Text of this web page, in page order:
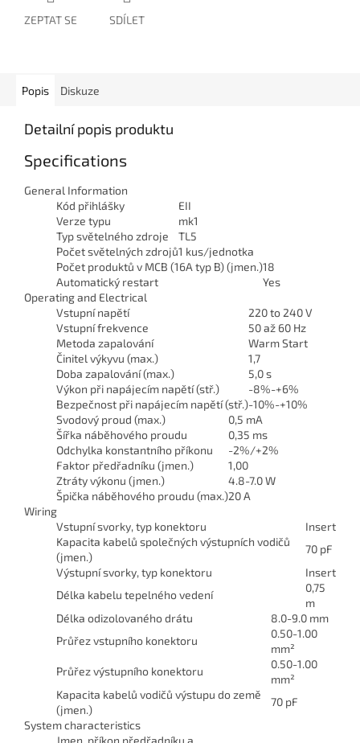
ZEPTAT SE SDÍLET
Popis Diskuze
Detailní popis produktu
Specifications
General Information
Kód přihlášky
EII
Verze typu
mk1
Typ světelného zdroje
TL5
Počet světelných zdrojů1 kus/jednotka
Počet produktů v MCB (16A typ B) (jmen.)18
Automatický restart
Yes
Operating and Electrical
Vstupní napětí
220 to 240 V
Vstupní frekvence
50 až 60 Hz
Metoda zapalování
Warm Start
Činitel výkyvu (max.)
1,7
Doba zapalování (max.)
5,0 s
Výkon při napájecím napětí (stř.)
-8%-+6%
Bezpečnost při napájecím napětí (stř.)-10%-+10%
Svodový proud (max.)
0,5 mA
Šířka náběhového proudu
0,35 ms
Odchylka konstantního příkonu
-2%/+2%
Faktor předřadníku (jmen.)
1,00
Ztráty výkonu (jmen.)
4.8-7.0 W
Špička náběhového proudu (max.)20 A
Wiring
Vstupní svorky, typ konektoru
Insert
Kapacita kabelů společných výstupních vodičů
(jmen.)
70 pF
Výstupní svorky, typ konektoru
Insert
Délka kabelu tepelného vedení
0,75
m
Délka odizolovaného drátu
8.0-9.0 mm
Průřez vstupního konektoru
0.50-1.00
mm²
Průřez výstupního konektoru
0.50-1.00
mm²
Kapacita kabelů vodičů výstupu do země
(jmen.)
70 pF
System characteristics
Jmen. příkon předřadníku a